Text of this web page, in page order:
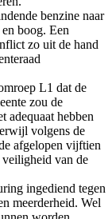
benzine naar
boog. Een
zo uit de hand
L1 dat de
zou de
adequaat hebben
volgens de
afgelopen vijftien
van de
ingediend tegen
meerderheid. Wel